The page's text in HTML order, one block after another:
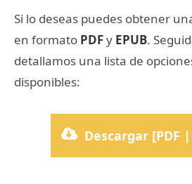
Si lo deseas puedes obtener
en formato PDFy EPUB.
detallamos una lista de
disponibles:
Descargar [PDF |